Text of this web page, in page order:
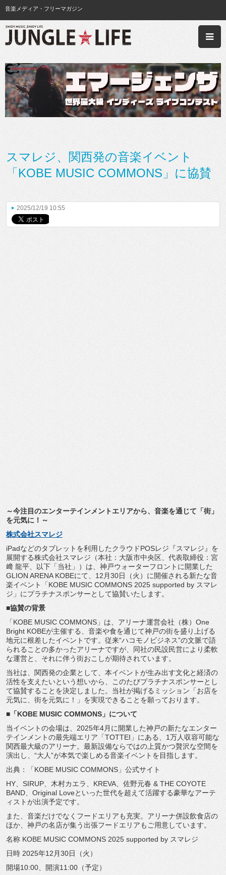
音楽メディア・フリーマガジン
スマレジ、関西発の音楽イベント
「KOBE MUSIC COMMONS」に協賛
2025/12/19 10:55
～今注目のエンターテインメントエリアから、音楽を通じて「街」
を元気に！～
株式会社スマレジ
iPadなどのタブレットを利用したクラウドPOSレジ『スマレジ』を
展開する株式会社スマレジ（本社：大阪市中央区、 代表取締役：宮
﨑 龍平、以下「当社」）は、 神戸ウォーターフロントに開業した
GLION ARENA KOBEにて、12月30日（火） に開催される新たな音
楽イベント「KOBE MUSIC COMMONS 2025 supported by スマレ
ジ」にプラチナスポンサーとして協賛いたします。
■協賛の背景
「KOBE MUSIC COMMONS」は、アリーナ運営会社（株）One
Bright KOBEが主催する、 音楽や食を通じて神戸の街を盛り上げる
地元に根差したイベントです。従来“ハコモノビジネス”の文脈で語
られることの多かったアリーナですが、 同社の民設民営により柔軟
な運営と、 それに伴う街おこしが期待されています。
当社は、関西発の企業として、 本イベントが生み出す文化と経済の
活性を支えたいという想いから
このたびプラチナスポンサーとし
て協賛することを決定しました。 当社が掲げるミッション「お店を
元気に、街を元気に！」 を実現できることを願っております。
■「KOBE MUSIC COMMONS」について
当イベントの会場は、 2025年4月に開業した神戸の新たなエンター
テインメントの最先端エリア「TOTTEI」にある、 1万人収容可能な
関西最大級のアリーナ。 最新設備ならではの上質かつ贅沢な空間を
演出し、“大人”が本気で楽しめる音楽イベントを目指します。
出典：「KOBE MUSIC COMMONS」公式サイト
HY、SIRUP、木村カエラ、KREVA、佐野元春 & THE COYOTE
BAND、Original Loveといった世代を超えて活躍する豪華なアーテ
ィストが出演予定です。
また、音楽だけでなくフードエリアも充実。 アリーナ併設飲食店の
ほか、 神戸の名店が集う出張フードエリアもご用意しています。
名称 KOBE MUSIC COMMONS 2025 supported by スマレジ
日時 2025年12月30日（火）
開場10:00、開演11:00（予定）